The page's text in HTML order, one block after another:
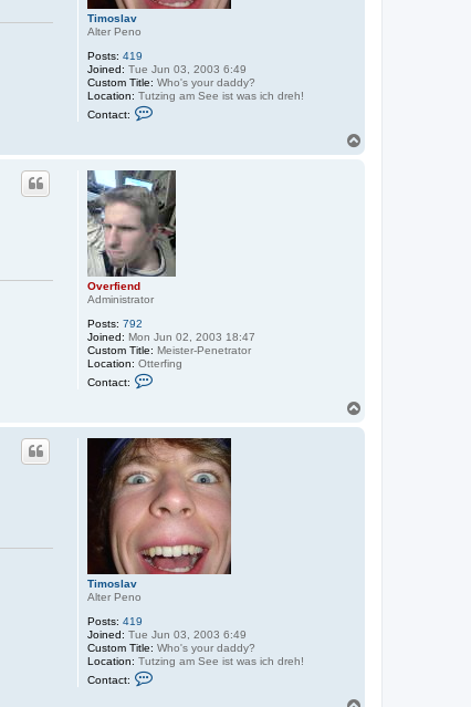
Timoslav
Alter Peno
Posts: 419
Joined: Tue Jun 03, 2003 6:49
Custom Title: Who's your daddy?
Location: Tutzing am See ist was ich dreh!
Contact:
c
t
T
i
m
o
s
l
a
Overfiend
Administrator
Posts: 792
Joined: Mon Jun 02, 2003 18:47
Custom Title: Meister-Penetrator
Location: Otterfing
Contact:
a
c
t
O
v
e
r
f
e
n
d
Timoslav
Alter Peno
Posts: 419
Joined: Tue Jun 03, 2003 6:49
Custom Title: Who's your daddy?
Location: Tutzing am See ist was ich dreh!
Contact: